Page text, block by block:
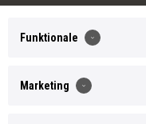
Funktionale
Marketing